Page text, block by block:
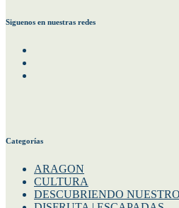
Siguenos en nuestras redes
Categorías
ARAGON
CULTURA
DESCUBRIENDO